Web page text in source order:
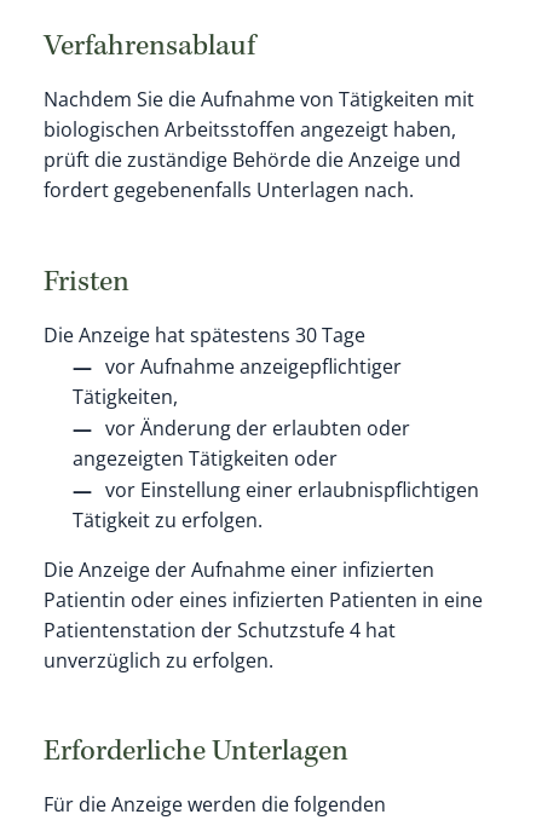
Verfahrensablauf
Nachdem Sie die Aufnahme von Tätigkeiten mit
biologischen Arbeitsstoffen angezeigt haben,
prüft die zuständige Behörde die Anzeige und
fordert gegebenenfalls Unterlagen nach.
Fristen
Die Anzeige hat spätestens 30 Tage
vor Aufnahme anzeigepflichtiger
Tätigkeiten,
vor Änderung der erlaubten oder
angezeigten Tätigkeiten oder
vor Einstellung einer erlaubnispflichtigen
Tätigkeit zu erfolgen.
Die Anzeige der Aufnahme einer infizierten
Patientin odereines infizierten Patienten in eine
Patientenstation der Schutzstufe 4 hat
unverzüglich zu erfolgen.
Erforderliche Unterlagen
Für die Anzeige werden die folgenden